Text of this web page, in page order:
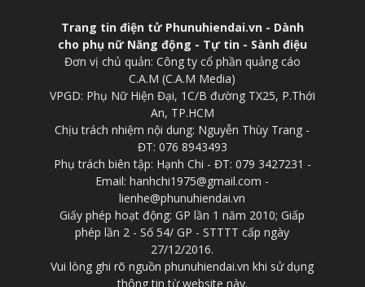
Trang tin điện tử Phunuhiendai.vn - Dành
cho phụ nữ Năng động - Tự tin - Sành điệu
Đơn vị chủ quản: Công ty cổ phần quảng cáo
C.A.M (C.A.M Media)
VPGD: Phụ Nữ Hiện Đại, 1C/B đường TX25, P.Thới
An, TP.HCM
Chịu trách nhiệm nội dung: Nguyễn Thùy Trang -
ĐT: 076 8943493
Phụ trách biên tập: Hạnh Chi - ĐT: 079 3427231 -
Email: hanhchi1975@gmail.com -
lienhe@phunuhiendai.vn
Giấy phép hoạt động: GP lần 1 năm 2010; Giấp
phép lần 2 - Số 54/ GP - STTTT cấp ngày
27/12/2016.
Vui lòng ghi rõ nguồn phunuhiendai.vn khi sử dụng
thông tin từ website này.